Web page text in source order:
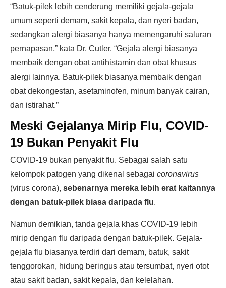
“Batuk-pilek lebih cenderung memiliki gejala-gejala
umum seperti demam, sakit kepala, dan nyeri badan,
sedangkan alergi biasanya hanya memengaruhi saluran
pernapasan,” kata Dr. Cutler. “Gejala alergi biasanya
membaik dengan obat antihistamin dan obat khusus
alergi lainnya. Batuk-pilek biasanya membaik dengan
obat dekongestan, asetaminofen, minum banyak cairan,
dan istirahat.”
Meski Gejalanya Mirip Flu, COVID-
19 Bukan Penyakit Flu
COVID-19 bukan penyakit flu. Sebagai salah satu
kelompok patogen yang dikenal sebagai coronavirus
(virus corona), sebenarnya mereka lebih erat kaitannya
dengan batuk-pilek biasa daripada flu.
Namun demikian, tanda gejala khas COVID-19 lebih
mirip dengan flu daripada dengan batuk-pilek. Gejala-
gejala flu biasanya terdiri dari demam, batuk, sakit
tenggorokan, hidung beringus atau tersumbat, nyeri otot
atau sakit badan, sakit kepala, dan kelelahan.